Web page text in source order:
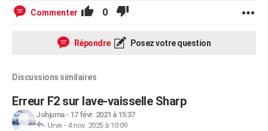
Commenter 0
Répondre Posez votre question
Discussions similaires
Erreur F2 sur lave-vaisselle Sharp
Johjuma- 17 févr. 2021 à 15:37
Urve- 4 nov. 2025 à 10:09